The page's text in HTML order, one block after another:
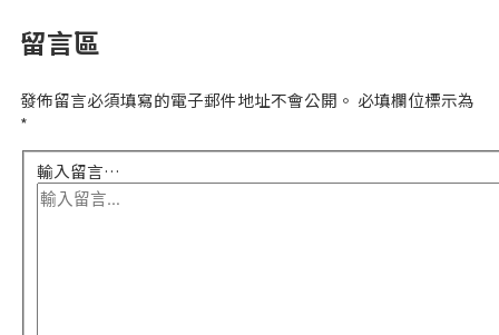
留言區
發佈留言必須填寫的電子郵件地址不會公開。 必填欄位標示為
*
輸入留言…